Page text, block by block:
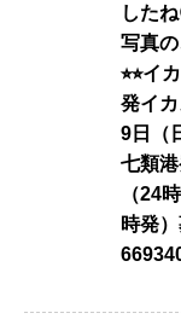
した
写真
⭐︎⭐︎イ
発イ
9日（
七類
（24
時発